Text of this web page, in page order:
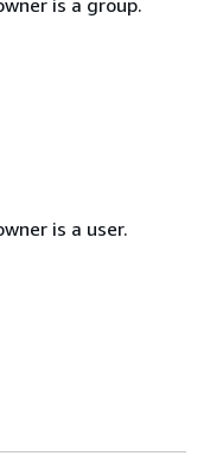
is a group.
is a user.